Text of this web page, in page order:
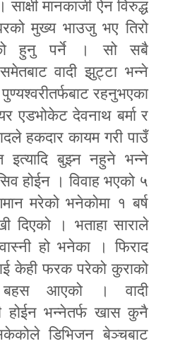
मानकाजी ऐन विरुद्ध
मुख्य भाउजु भए तिरो
हुनु पर्ने । सो सबै
वादी झुट्टा भन्ने
रहनुभएका
एडभोकेट देवनाथ बर्मा र
हकदार कायम गरी पाउँ
इत्यादि बुझ्न नहुने भन्ने
होईन । विवाह भएको ५
मरेको भनेकोमा १ बर्ष
दिएको । भताहा साराले
हो भनेका । फिराद
केही फरक परेको कुराको
बहस आएको । वादी
होईन भन्नेतर्फ खास कुनै
डिभिजन बेञ्चबाट